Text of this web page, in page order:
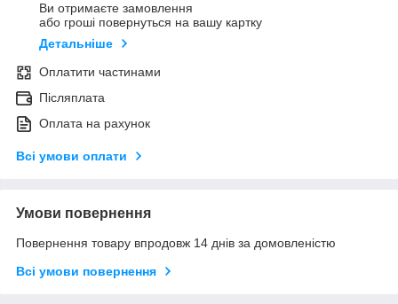
Ви отримаєте замовлення
або гроші повернуться на вашу картку
Детальніше
Оплатити частинами
Післяплата
Оплата на рахунок
Всі умови оплати
Умови повернення
Повернення товару впродовж 14 днів за домовленістю
Всі умови повернення